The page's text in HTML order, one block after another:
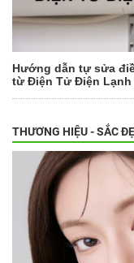
Hướng dẫn tự sửa
từ Điện Tử Điện Lạnh
THƯƠNG HIỆU - SẮC